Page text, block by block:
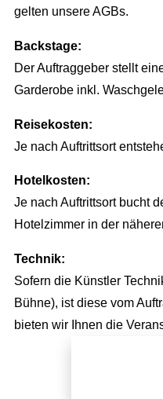
gelten unsere AGBs.
Backstage:
Der Auftraggeber stellt
Garderobe inkl.
Reisekosten:
Je nach Auftrittsort
Hotelkosten:
Je nach Auftrittsort bucht
Hotelzimmer in der
Technik:
Sofern die Künstler
Bühne), ist diese vom
bieten wir Ihnen die